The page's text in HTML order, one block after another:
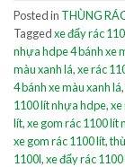
Posted in THÙNG
Taggedxe đẩy rác
nhựa hdpe 4 bánh xe
màu xanh lá,xe rác
4 bánh xe màu xanh lá,
1100 lít nhựa hdpe,xe
lít,xe gom rác 1100 lít
xe gom rác 1100 lít,
1100l,xe đẩy rác